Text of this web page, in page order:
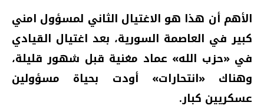
الأهم أن هذا هو الاغتيال الثاني لمسؤول امني
كبير في العاصمة السورية، بعد اغتيال القيادي
في «حزب الله» عماد مغنية قبل شهور قليلة،
وهناك «انتحارات» أودت بحياة مسؤولين
عسكريين كبار.